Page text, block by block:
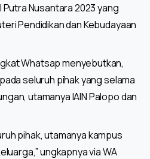
Nusantara 2023 yang
Pendidikan dan Kebudayaan
Whatsap menyebutkan,
seluruh pihak yang selama
utamanya IAIN Palopo dan
pihak, utamanya kampus
ungkapnya via WA